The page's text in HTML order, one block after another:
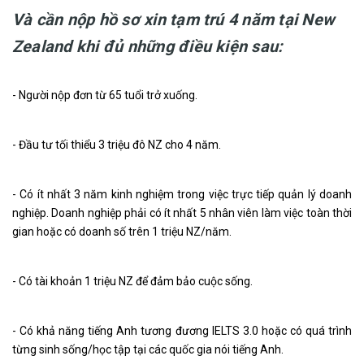
Và cần nộp hồ sơ xin tạm trú 4 năm tại New
Zealand khi đủ những điều kiện sau:
- Người nộp đơn từ 65 tuổi trở xuống.
- Đầu tư tối thiểu 3 triệu đô NZ cho 4 năm.
- Có ít nhất 3 năm kinh nghiệm trong việc trực tiếp quản lý doanh
nghiệp. Doanh nghiệp phải có ít nhất 5 nhân viên làm việc toàn thời
gian hoặc có doanh số trên 1 triệu NZ/năm.
- Có tài khoản 1 triệu NZ để đảm bảo cuộc sống.
- Có khả năng tiếng Anh tương đương IELTS 3.0 hoặc có quá trình
từng sinh sống/học tập tại các quốc gia nói tiếng Anh.